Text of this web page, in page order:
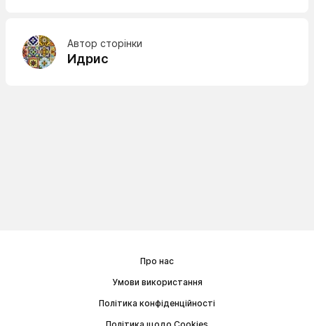
Автор сторінки
Идрис
Про нас
Умови використання
Політика конфіденційності